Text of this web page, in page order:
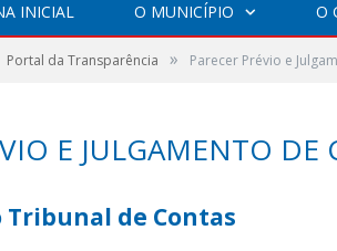
INICIAL O MUNICÍPIO O
Portal da Transparência » Parecer Prévio e
E JULGAMENTO DE
Tribunal de Contas